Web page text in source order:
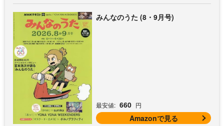
みんなのうた (8・9月号)
最安値: 660 円
Amazonで見る